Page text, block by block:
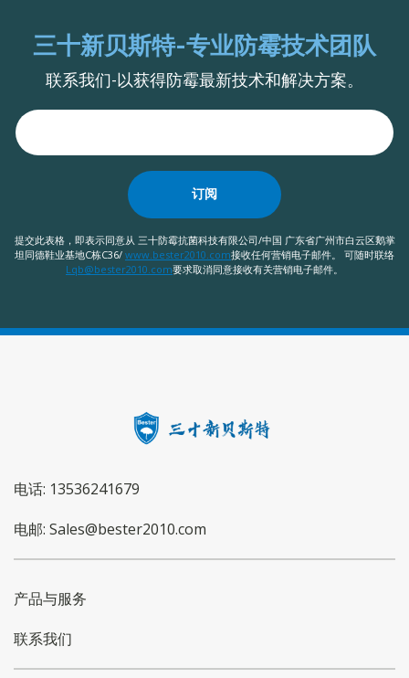
三十新贝斯特-专业防霉技术团队
联系我们-以获得防霉最新技术和解决方案。
订阅
提交此表格，即表示同意从 三十防霉抗菌科技有限公司/中国 广东省广州市白云区鹅掌
坦同德鞋业基地C栋C36/ www.bester2010.com接收任何营销电子邮件。 可随时联络
Lqb@bester2010.com要求取消同意接收有关营销电子邮件。
电话: 13536241679
电邮: Sales@bester2010.com
产品与服务
联系我们